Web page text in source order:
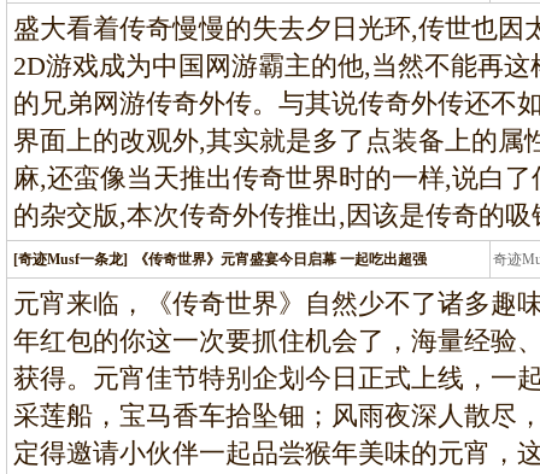
龙
盛大看着传奇慢慢的失去夕日光环,传世也因
2D游戏成为中国网游霸主的他,当然不能再
的兄弟网游传奇外传。与其说传奇外传还不
界面上的改观外,其实就是多了点装备上的属
麻,还蛮像当天推出传奇世界时的一样,说白
的杂交版,本次传奇外传推出,因该是传奇的
[奇迹Musf一条龙] 《传奇世界》元宵盛宴今日启幕 一起吃出超强 奇迹
条
元宵来临，《传奇世界》自然少不了诸多趣
年红包的你这一次要抓住机会了，海量经验
获得。元宵佳节特别企划今日正式上线，一
采莲船，宝马香车拾坠钿；风雨夜深人散尽
定得邀请小伙伴一起品尝猴年美味的元宵，